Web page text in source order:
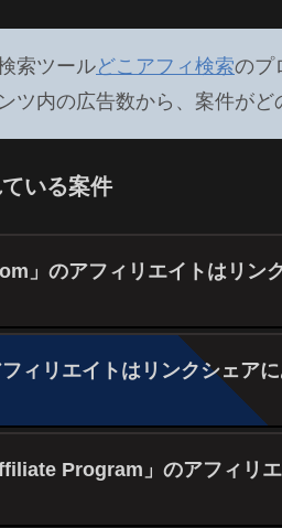
索ツールどこアフィ検索のプ
ツ内の広告数から、案件が
いる案件
」のアフィリエイトはリン
フィリエイトはリンクシェア
Program」のアフィリ